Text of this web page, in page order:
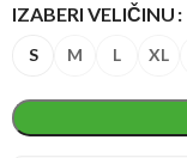
IZABERI VELIČINU
S M L XL